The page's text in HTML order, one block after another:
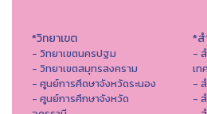
*วิทยาเขต
- วิทยาเขตนครปฐม
- วิทยาเขตสมุทรสงคราม
- ศูนย์การศึดษาจังหวัดระนอง
- ศูนย์การศึกษาจังหวัด
*ส
-
เท
-
-